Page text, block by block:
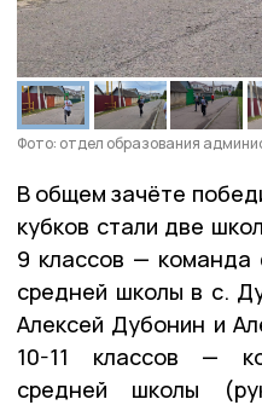
Фото: отдел образования
В общем зачёте
кубков стали две
9 классов — команда
средней школы в с.
Алексей Дубонин и
10-11 классов —
средней школы